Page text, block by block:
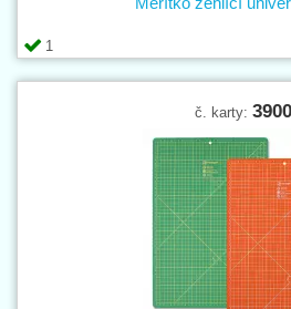
1
č. karty: